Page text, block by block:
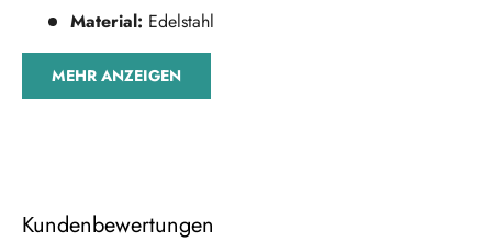
Material: Edelstahl
MEHR ANZEIGEN
Kundenbewertungen